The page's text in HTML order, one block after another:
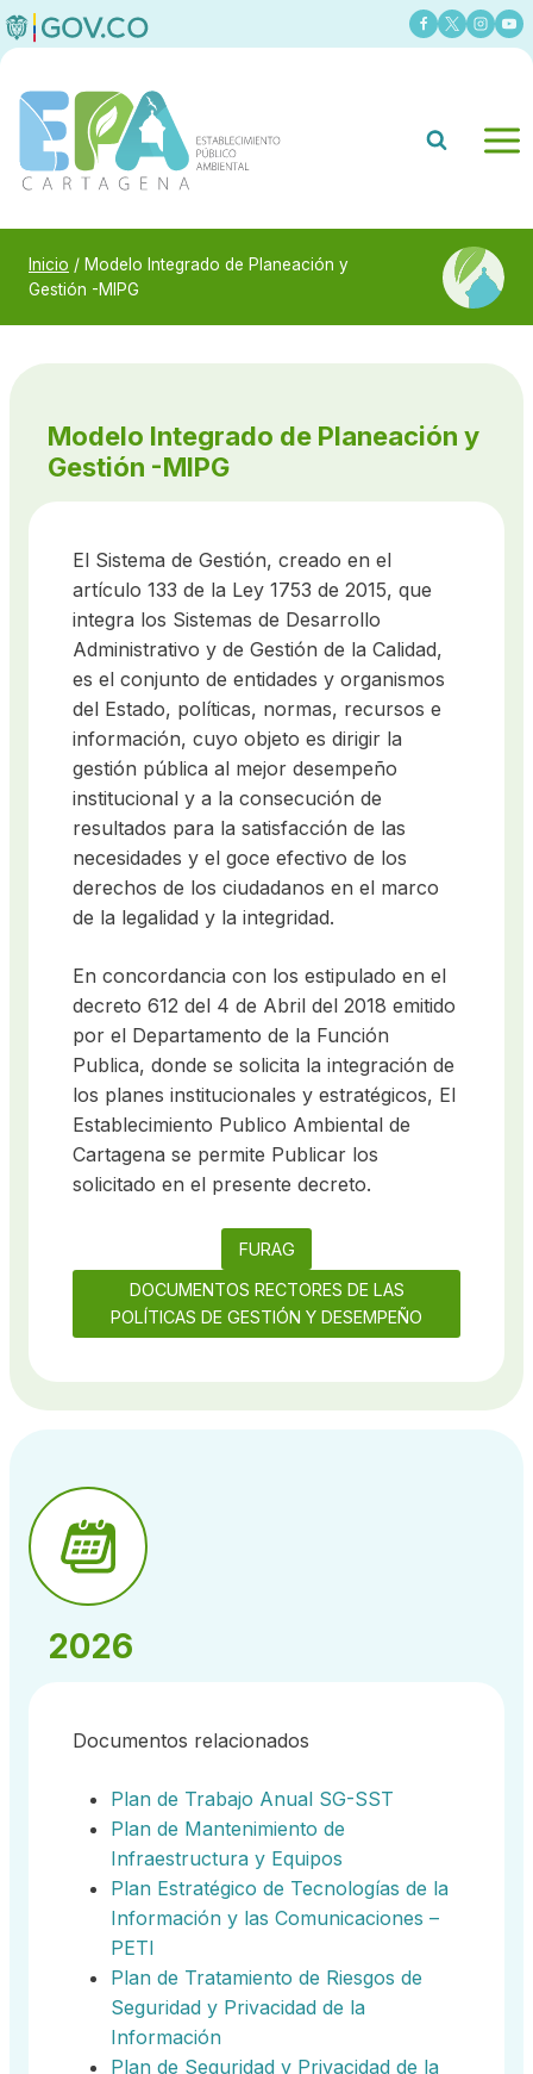
Saltar
al
Inicio / Modelo Integrado de Planeación y
Gestión -MIPG
Modelo Integrado de Planeación y
Gestión -MIPG
El Sistema de Gestión, creado en el
artículo 133 de la Ley 1753 de 2015, que
integra los Sistemas de Desarrollo
Administrativo y de Gestión de la Calidad,
es el conjunto de entidades y organismos
del Estado, políticas, normas, recursos e
información, cuyo objeto es dirigir la
gestión pública al mejor desempeño
institucional y a la consecución de
resultados para la satisfacción de las
necesidades y el goce efectivo de los
derechos de los ciudadanos en el marco
de la legalidad y la integridad.
En concordancia con los estipulado en el
decreto 612 del 4 de Abril del 2018 emitido
por el Departamento de la Función
Publica, donde se solicita la integración de
los planes institucionales y estratégicos, El
Establecimiento Publico Ambiental de
Cartagena se permite Publicar los
solicitado en el presente decreto.
FURAG
DOCUMENTOS RECTORES DE LAS
POLÍTICAS DE GESTIÓN Y DESEMPEÑO
2026
Documentos relacionados
Plan de Trabajo Anual SG-SST
Plan de Mantenimiento de
Infraestructura y Equipos
Plan Estratégico de Tecnologías de la
Información y las Comunicaciones –
PETI
Plan de Tratamiento de Riesgos de
Seguridad y Privacidad de la
Información
Plan de Seguridad y Privacidad de la